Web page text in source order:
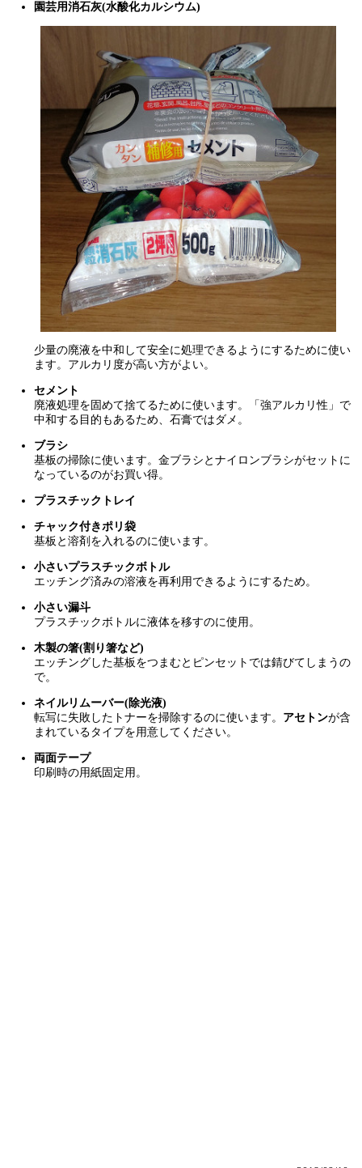
園芸用消石灰(水酸化カルシウム)
少量の廃液を中和して安全に処理できるようにするために使い
ます。アルカリ度が高い方がよい。
セメント
廃液処理を固めて捨てるために使います。「強アルカリ性」で
中和する目的もあるため、石膏ではダメ。
ブラシ
基板の掃除に使います。金ブラシとナイロンブラシがセットに
なっているのがお買い得。
プラスチックトレイ
チャック付きポリ袋
基板と溶剤を入れるのに使います。
小さいプラスチックボトル
エッチング済みの溶液を再利用できるようにするため。
小さい漏斗
プラスチックボトルに液体を移すのに使用。
木製の箸(割り箸など)
エッチングした基板をつまむとピンセットでは錆びてしまうの
で。
ネイルリムーバー(除光液)
転写に失敗したトナーを掃除するのに使います。 アセトンが含
まれているタイプを用意してください。
両面テープ
印刷時の用紙固定用。